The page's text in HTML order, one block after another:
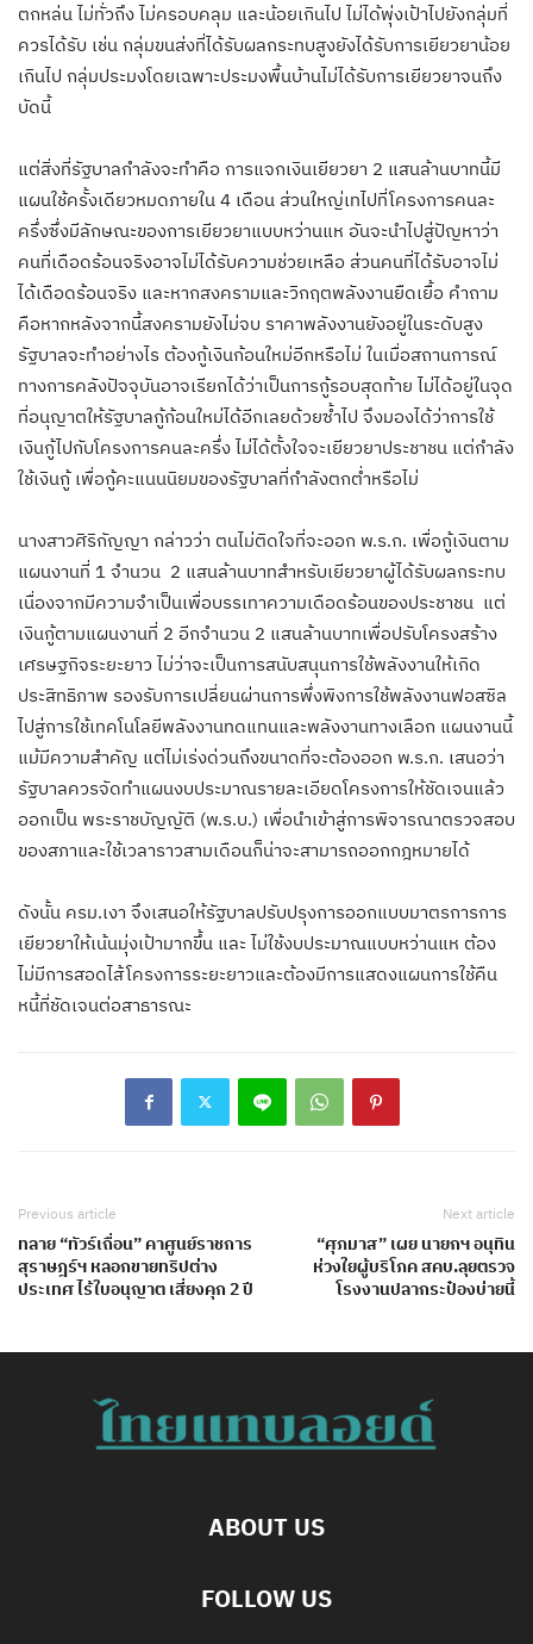
ตกหล่น ไม่ทั่วถึง ไม่ครอบคลุม และน้อยเกินไป ไม่ได้พุ่งเป้าไปยังกลุ่มที่
ควรได้รับ เช่น กลุ่มขนส่งที่ได้รับผลกระทบสูงยังได้รับการเยียวยาน้อย
เกินไป กลุ่มประมงโดยเฉพาะประมงพื้นบ้านไม่ได้รับการเยียวยาจนถึง
บัดนี้
แต่สิ่งที่รัฐบาลกำลังจะทำคือ การแจกเงินเยียวยา 2 แสนล้านบาทนี้มี
แผนใช้ครั้งเดียวหมดภายใน 4 เดือน ส่วนใหญ่เทไปที่โครงการคนละ
ครึ่งซึ่งมีลักษณะของการเยียวยาแบบหว่านแห อันจะนำไปสู่ปัญหาว่า
คนที่เดือดร้อนจริงอาจไม่ได้รับความช่วยเหลือ ส่วนคนที่ได้รับอาจไม่
ได้เดือดร้อนจริง และหากสงครามและวิกฤตพลังงานยืดเยื้อ คำถาม
คือหากหลังจากนี้สงครามยังไม่จบ ราคาพลังงานยังอยู่ในระดับสูง
รัฐบาลจะทำอย่างไร ต้องกู้เงินก้อนใหม่อีกหรือไม่ ในเมื่อสถานการณ์
ทางการคลังปัจจุบันอาจเรียกได้ว่าเป็นการกู้รอบสุดท้าย ไม่ได้อยู่ในจุด
ที่อนุญาตให้รัฐบาลกู้ก้อนใหม่ได้อีกเลยด้วยซ้ำไป จึงมองได้ว่าการใช้
เงินกู้ไปกับโครงการคนละครึ่ง ไม่ได้ตั้งใจจะเยียวยาประชาชน แต่กำลัง
ใช้เงินกู้ เพื่อกู้คะแนนนิยมของรัฐบาลที่กำลังตกต่ำหรือไม่
นางสาวศิริกัญญา กล่าวว่า ตนไม่ติดใจที่จะออก พ.ร.ก. เพื่อกู้เงินตาม
แผนงานที่ 1 จำนวน 2 แสนล้านบาทสำหรับเยียวยาผู้ได้รับผลกระทบ
เนื่องจากมีความจำเป็นเพื่อบรรเทาความเดือดร้อนของประชาชน แต่
เงินกู้ตามแผนงานที่ 2 อีกจำนวน 2 แสนล้านบาทเพื่อปรับโครงสร้าง
เศรษฐกิจระยะยาว ไม่ว่าจะเป็นการสนับสนุนการใช้พลังงานให้เกิด
ประสิทธิภาพ รองรับการเปลี่ยนผ่านการพึ่งพิงการใช้พลังงานฟอสซิล
ไปสู่การใช้เทคโนโลยีพลังงานทดแทนและพลังงานทางเลือก แผนงานนี้
แม้มีความสำคัญ แต่ไม่เร่งด่วนถึงขนาดที่จะต้องออก พ.ร.ก. เสนอว่า
รัฐบาลควรจัดทำแผนงบประมาณรายละเอียดโครงการให้ชัดเจนแล้ว
ออกเป็น พระราชบัญญัติ (พ.ร.บ.) เพื่อนำเข้าสู่การพิจารณาตรวจสอบ
ของสภาและใช้เวลาราวสามเดือนก็น่าจะสามารถออกกฎหมายได้
ดังนั้น ครม.เงา จึงเสนอให้รัฐบาลปรับปรุงการออกแบบมาตรการการ
เยียวยาให้เน้นมุ่งเป้ามากขึ้น และ ไม่ใช้งบประมาณแบบหว่านแห ต้อง
ไม่มีการสอดไส้โครงการระยะยาวและต้องมีการแสดงแผนการใช้คืน
หนี้ที่ชัดเจนต่อสาธารณะ
Previous article
ทลาย “ทัวร์เถื่อน” คาศูนย์ราชการ
สุราษฎร์ฯ หลอกขายทริปต่าง
ประเทศ ไร้ใบอนุญาต เสี่ยงคุก 2 ปี
Next article
“ศุภมาส” เผย นายกฯ อนุทิน
ห่วงใยผู้บริโภค สคบ.ลุยตรวจ
โรงงานปลากระป๋องบ่ายนี้
ABOUT US
FOLLOW US